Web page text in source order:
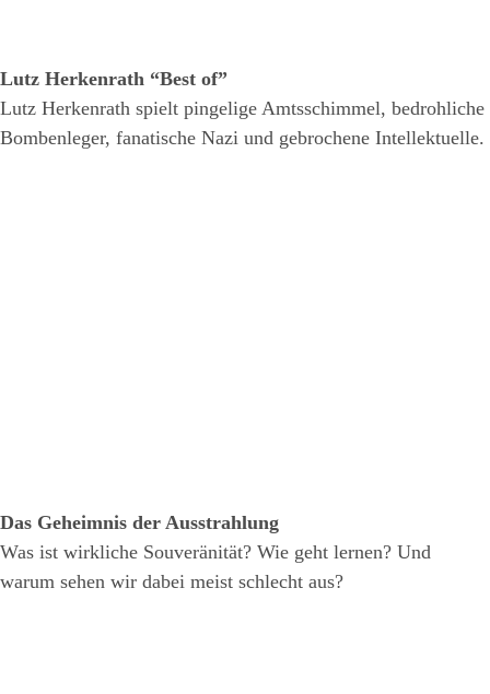
Lutz Herkenrath “Best of”
Lutz Herkenrath spielt pingelige Amtsschimmel, bedrohliche
Bombenleger, fanatische Nazi und gebrochene Intellektuelle.
Das Geheimnis der Ausstrahlung
Was ist wirkliche Souveränität? Wie geht lernen? Und
warum sehen wir dabei meist schlecht aus?